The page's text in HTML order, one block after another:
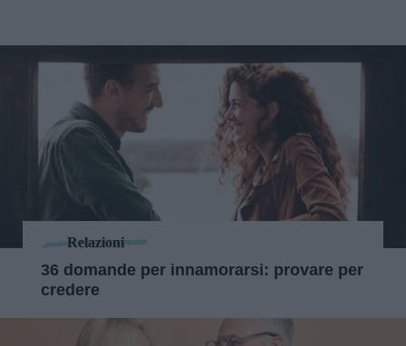
Relazioni
36 domande per innamorarsi: provare per
credere